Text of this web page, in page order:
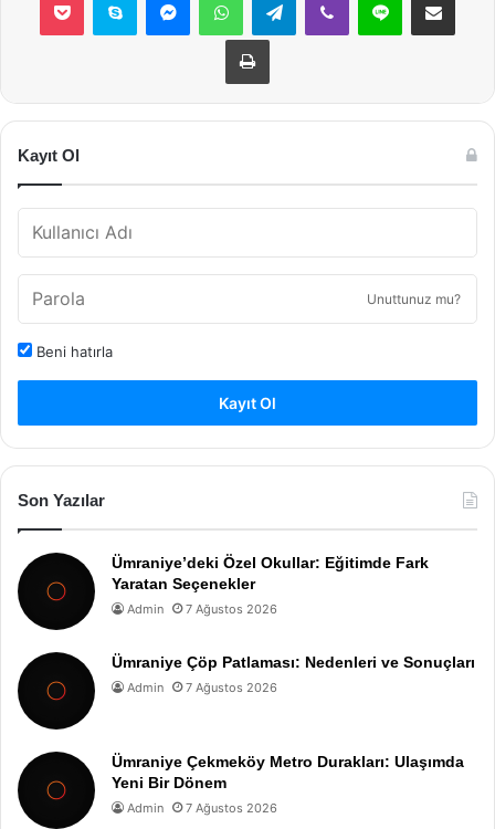
Yazdır
Kayıt Ol
Unuttunuz mu?
Beni hatırla
Kayıt Ol
Son Yazılar
Ümraniye’deki Özel Okullar: Eğitimde Fark
Yaratan Seçenekler
Admin 7 Ağustos 2026
Ümraniye Çöp Patlaması: Nedenleri ve Sonuçları
Admin 7 Ağustos 2026
Ümraniye Çekmeköy Metro Durakları: Ulaşımda
Yeni Bir Dönem
Admin 7 Ağustos 2026